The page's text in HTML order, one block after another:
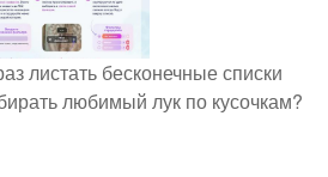
листать бесконечные списки
любимый лук по кусочкам?